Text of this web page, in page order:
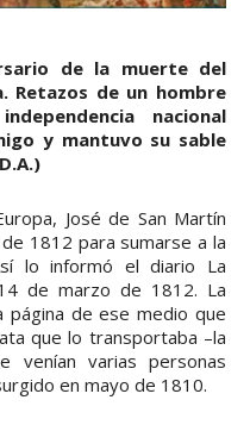
de la muerte del
Retazos de un hombre
nacional
y mantuvo su sable
José de San Martín
1812 para sumarse a la
lo informó el diario La
de marzo de 1812. La
página de ese medio que
que lo transportaba –la
venían varias personas
en mayo de 1810.